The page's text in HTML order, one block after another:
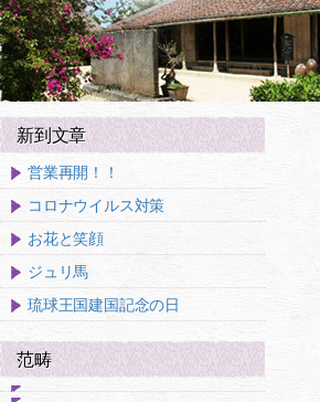
新到文章
営業再開！！
コロナウイルス対策
お花と笑顔
ジュリ馬
琉球王国建国記念の日
范畴